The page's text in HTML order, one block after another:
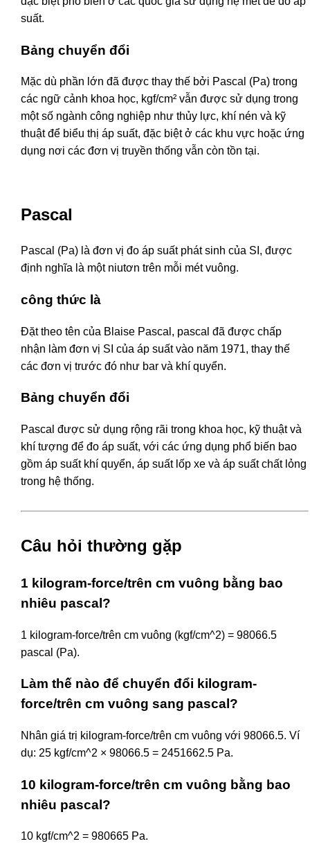
suất.
Bảng chuyển đổi
Mặc dù phần lớn đã được thay thế bởi Pascal (Pa) trong
các ngữ cảnh khoa học, kgf/cm² vẫn được sử dụng trong
một số ngành công nghiệp như thủy lực, khí nén và kỹ
thuật để biểu thị áp suất, đặc biệt ở các khu vực hoặc ứng
dụng nơi các đơn vị truyền thống vẫn còn tồn tại.
Pascal
Pascal (Pa) là đơn vị đo áp suất phát sinh của SI, được
định nghĩa là một niutơn trên mỗi mét vuông.
công thức là
Đặt theo tên của Blaise Pascal, pascal đã được chấp
nhận làm đơn vị SI của áp suất vào năm 1971, thay thế
các đơn vị trước đó như bar và khí quyển.
Bảng chuyển đổi
Pascal được sử dụng rộng rãi trong khoa học, kỹ thuật và
khí tượng để đo áp suất, với các ứng dụng phổ biến bao
gồm áp suất khí quyển, áp suất lốp xe và áp suất chất lỏng
trong hệ thống.
Câu hỏi thường gặp
1 kilogram-force/trên cm vuông bằng bao
nhiêu pascal?
1 kilogram-force/trên cm vuông (kgf/cm^2) = 98066.5
pascal (Pa).
Làm thế nào để chuyển đổi kilogram-
force/trên cm vuông sang pascal?
Nhân giá trị kilogram-force/trên cm vuông với 98066.5. Ví
dụ: 25 kgf/cm^2 × 98066.5 = 2451662.5 Pa.
10 kilogram-force/trên cm vuông bằng bao
nhiêu pascal?
10 kgf/cm^2 = 980665 Pa.